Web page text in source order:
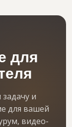
для
и
для вашей
видео-